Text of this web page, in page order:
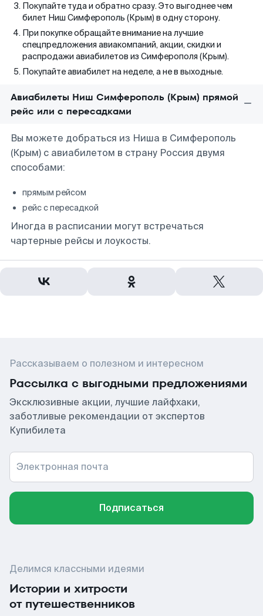
Покупайте туда и обратно сразу. Это выгоднее чем
билет Ниш Симферополь (Крым) в одну сторону.
При покупке обращайте внимание на лучшие
спецпредложения авиакомпаний, акции, скидки и
распродажи авиабилетов из Симферополя (Крым).
Покупайте авиабилет на неделе, а не в выходные.
Авиабилеты Ниш Симферополь (Крым) прямой
рейс или с пересадками
Вы можете добраться из Ниша в Симферополь
(Крым) с авиабилетом в страну Россия двумя
способами:
прямым рейсом
рейс с пересадкой
Иногда в расписании могут встречаться
чартерные рейсы и лоукосты.
Рассказываем о полезном и интересном
Рассылка с выгодными предложениями
Эксклюзивные акции, лучшие лайфхаки,
заботливые рекомендации от экспертов
Купибилета
Электронная почта
Подписаться
Делимся классными идеями
Истории и хитрости
от путешественников